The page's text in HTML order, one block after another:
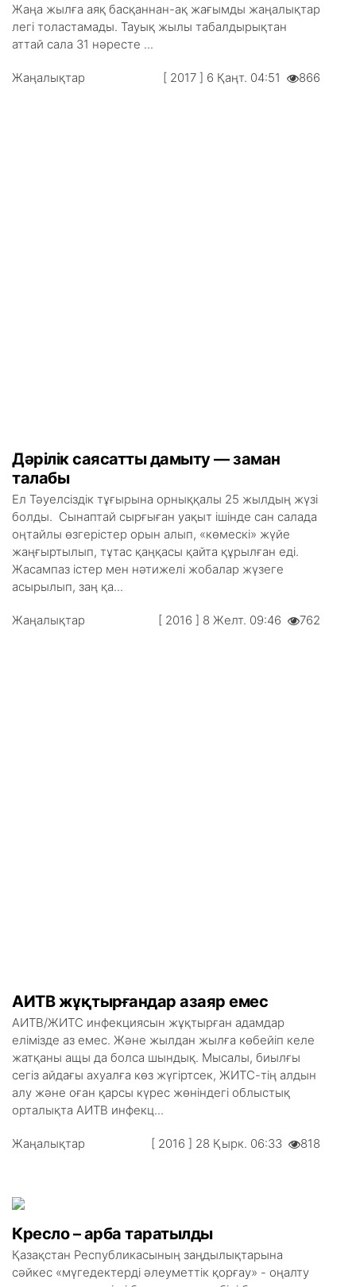
Жаңа жылға аяқ басқаннан-ақ жағымды жаңалықтар
легі толастамады. Тауық жылы табалдырықтан
аттай сала 31 нәресте ...
Жаңалықтар [ 2017 ] 6 Қаңт. 04:51 866
Дәрілік саясатты дамыту — заман
талабы
Ел Тәуелсіздік тұғырына орныққалы 25 жылдың жүзі
болды. Сынаптай сырғыған уақыт ішінде сан салада
оңтайлы өзгерістер орын алып, «көмескі» жүйе
жаңғыртылып, тұтас қаңқасы қайта құрылған еді.
Жасампаз істер мен нәтижелі жобалар жүзеге
асырылып, заң қа...
Жаңалықтар [ 2016 ] 8 Желт. 09:46 762
АИТВ жұқтырғандар азаяр емес
АИТВ/ЖИТС инфекциясын жұқтырған адамдар
елімізде аз емес. Және жылдан жылға көбейіп келе
жатқаны ащы да болса шындық. Мысалы, биылғы
сегіз айдағы ахуалға көз жүгіртсек, ЖИТС-тің алдын
алу және оған қарсы күрес жөніндегі облыстық
орталықта АИТВ инфекц...
Жаңалықтар [ 2016 ] 28 Қырк. 06:33 818
Кресло – арба таратылды
Қазақстан Республикасының заң­дылықта­рына
сәйкес «мүгедектерді әлеуметтік қорғау» - оңалту